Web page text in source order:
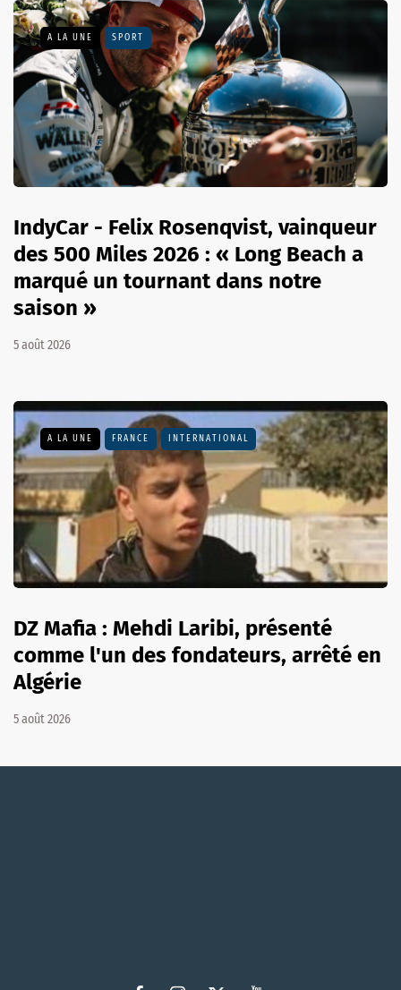
A LA UNE SPORT
IndyCar - Felix Rosenqvist, vainqueur
des 500 Miles 2026 : « Long Beach a
marqué un tournant dans notre
saison »
5 août 2026
A LA UNE FRANCE INTERNATIONAL
DZ Mafia : Mehdi Laribi, présenté
comme l'un des fondateurs, arrêté en
Algérie
5 août 2026